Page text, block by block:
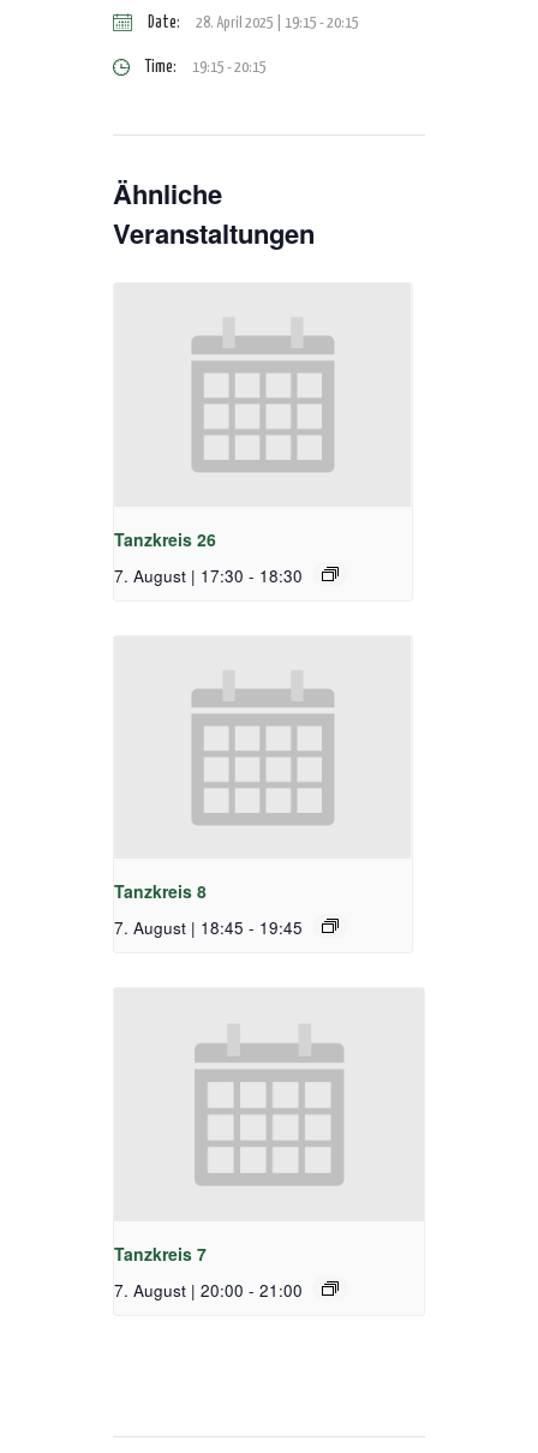
Date: 28. April 2025 | 19:15 -20:15
Time: 19:15 - 20:15
Ähnliche
Veranstaltungen
Tanzkreis 26
7. August | 17:30 - 18:30
Tanzkreis 8
7. August | 18:45 - 19:45
Tanzkreis 7
7. August | 20:00 - 21:00